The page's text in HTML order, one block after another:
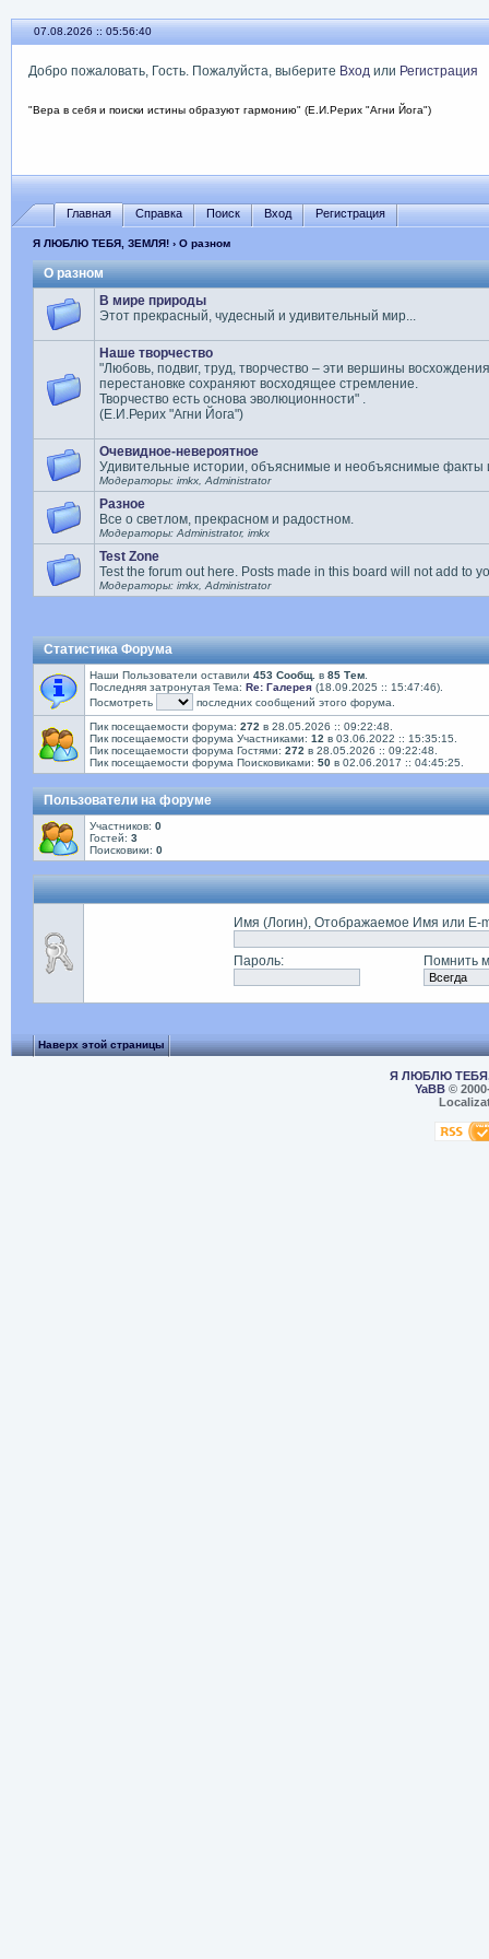
07.08.2026 :: 05:56:40
Добро пожаловать, Гость. Пожалуйста, выберите Входили Регистрация
"Вера в себя и поиски истины образуют гармонию" (Е.И.Рерих "Агни Йога")
Главная Справка Поиск Вход Регистрация
Я ЛЮБЛЮ ТЕБЯ, ЗЕМЛЯ!› О разном
О разном
В мире природы
Этот прекрасный, чудесный и удивительный мир...
Наше творчество
"Любовь, подвиг, труд, творчество – эти вершины
перестановке сохраняют восходящее стремление.
Творчество есть основа эволюционности" .
(Е.И.Рерих "Агни Йога")
Очевидное-невероятное
Удивительные истории, объяснимые и необъяснимые факты
Модераторы: imkx, Administrator
Разное
Все о светлом, прекрасном и радостном.
Модераторы: Administrator, imkx
Test Zone
Test the forum out here. Posts made in this board will not add to
Модераторы: imkx, Administrator
Статистика Форума
Наши Пользователи оставили 453 Сообщ. в 85 Тем
Последняя затронутая Тема: Re: Галерея (18.09.2025 :: 15:47:46).
Посмотреть
последних сообщений этого форума.
Пик посещаемости форума: 272 в 28.05.2026 :: 09:22:48.
Пик посещаемости форума Участниками: 12 в 03.06.2022 :: 15:35:15.
Пик посещаемости форума Гостями: 272 в 28.05.2026 :: 09:22:48.
Пик посещаемости форума Поисковиками: 50 в 02.06.2017 :: 04:45:25.
Пользователи на форуме
Участников: 0
Гостей: 3
Поисковики: 0
Имя (Логин), Отображаемое Имя или E-
Пароль: Помнить
Наверх этой страницы
Я ЛЮБЛЮ
YaBB©